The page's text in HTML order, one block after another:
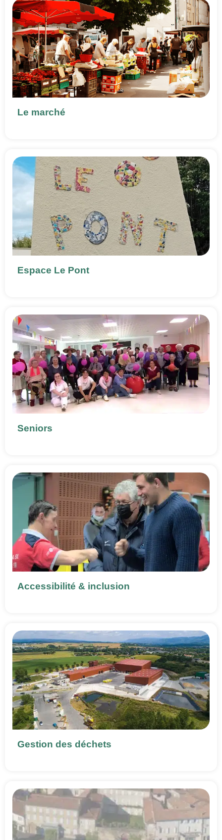
Le marché
Espace Le Pont
Seniors
Accessibilité & inclusion
Gestion des déchets